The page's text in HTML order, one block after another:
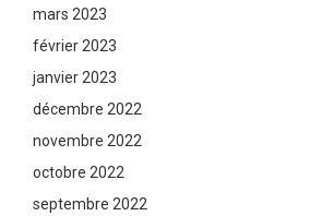
mars 2023
février 2023
janvier 2023
décembre 2022
novembre 2022
octobre 2022
septembre 2022